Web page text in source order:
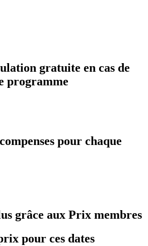
gratuite en cas de
programme
pour chaque
grâce aux Prix membres
pour ces dates